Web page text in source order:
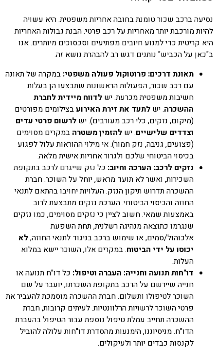
נסיעה ברכב שכור טומנת בחובה אחריות משפטית. היא עשויה
להיות מורכבת יותר מאחריות על רכב פרטי. הבנת גבולות האחריות
היא קריטית כדי למנוע חיובים מפתיעים וסכסוכים מיותרים. אנו
ב"כאן על הכביש" נותנים דגש רב להבהרת נושא זה.
תאונת דרכים: פרוטוקול פעולה משפטי: במקרה של תאונה
עם רכב שכור, הפעולות הראשונות שתבצעו הן בעלות
חשיבות משפטית מכרעת. יש לדווח מיידית לחברת
ההשכרה. יש לתעד את זירת האירועבצילומים מפורטים
(מיקום, נזקים, כלי רכב מעורבים). יש לרשום פרטי עדים
וצדדים שלישיים. יש להזמין משטרה במקרים מסוימים
(פצועים, גניבה, נזק חמור). אי מילוי ההוראות עלול לפגוע
בכיסוי הביטוחי שלכם ולגרור אחריות אישית מלאה.
נזקים לרכב: הערכה וחיוב: כל נזק שייגרם לרכב בתקופת
השכירות, ואשר לא תועד מראש, יוחל על השוכר. חברת
ההשכרה תדרוש תיקון הנזק. העלויות יחויבו בהתאם לתנאי
החוזה והכיסוי הביטוחי. הערכת נזקים מתבצעת לרוב
באמצעות שמאי. חשוב לציין כי נזקים מסוימים, כמו נזקים
שנגרמו כתוצאה מנהיגה רשלנית, תחת השפעת
אלכוהול/סמים, או שימוש ברכב בניגוד לתנאי החוזה,לא
יכוסו על ידי הביטוח. במקרים אלו, השוכר יישא במלוא
העלות.
דו"חות תנועה וחנייה: העברה וטיפול: כל דו"ח תנועה או
חנייה שיירשם על הרכב בתקופת השכרתו, יועבר על שם
השוכר לטיפולו ותשלום. חברת ההשכרה מוסמכת להעביר את
פרטי השוכר לרשויות הרלוונטיות. לעיתים קרובות, חברת
ההשכרה תחייב עמלת טיפול נוספת עבור הטיפול בהעברת
הדו"ח. מניסיוננו, הימנעות מהסדרת דו"חות עלולה להוביל
לקנסות כבדים יותר ולעיקולים.